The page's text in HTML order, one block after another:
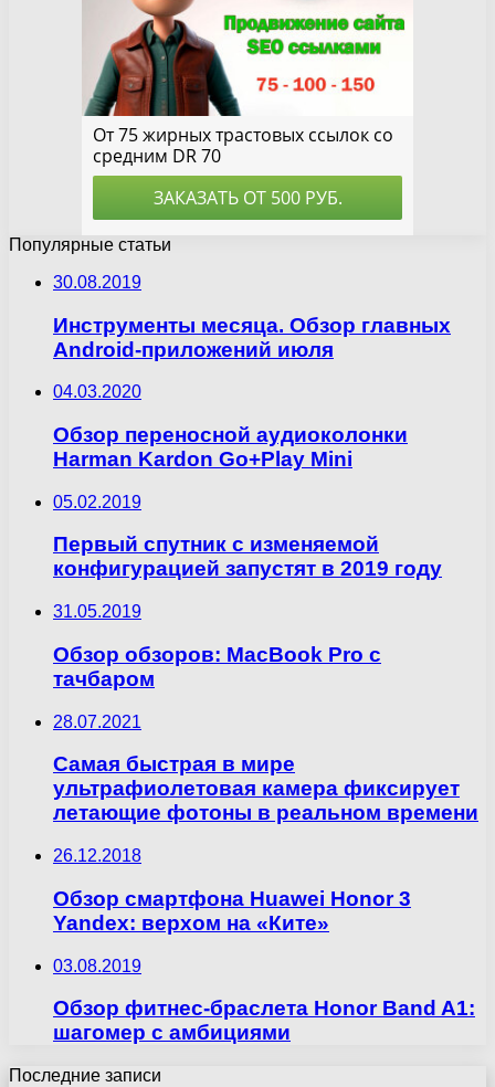
Популярные статьи
30.08.2019
Инструменты месяца. Обзор главных
Android-приложений июля
04.03.2020
Обзор переносной аудиоколонки
Harman Kardon Go+Play Mini
05.02.2019
Первый спутник с изменяемой
конфигурацией запустят в 2019 году
31.05.2019
Обзор обзоров: MacBook Pro с
тачбаром
28.07.2021
Самая быстрая в мире
ультрафиолетовая камера фиксирует
летающие фотоны в реальном времени
26.12.2018
Обзор смартфона Huawei Honor 3
Yandex: верхом на «Ките»
03.08.2019
Обзор фитнес-браслета Honor Band A1:
шагомер с амбициями
Последние записи